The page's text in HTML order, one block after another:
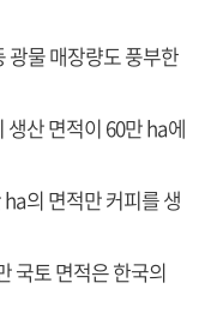
광물 매장량도 풍부한
생산 면적이 60만 ha에
의 면적만 커피를 생
국토 면적은 한국의